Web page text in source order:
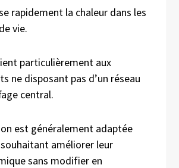
rapidement la chaleur dans les
vie.
particulièrement aux
ne disposant pas d’un réseau
central.
est généralement adaptée
améliorer leur
sans modifier en